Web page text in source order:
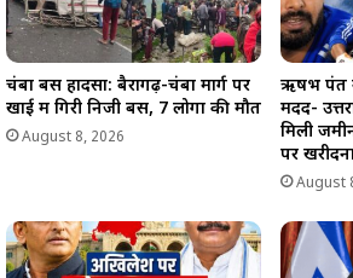
चंबा बस हादसा: बैरागढ़-चंबा मार्ग पर
खाई में गिरी निजी बस, 7 लोगों की मौत
August 8, 2026
ऋषभ पंत
मदद-
मिली
पर
August